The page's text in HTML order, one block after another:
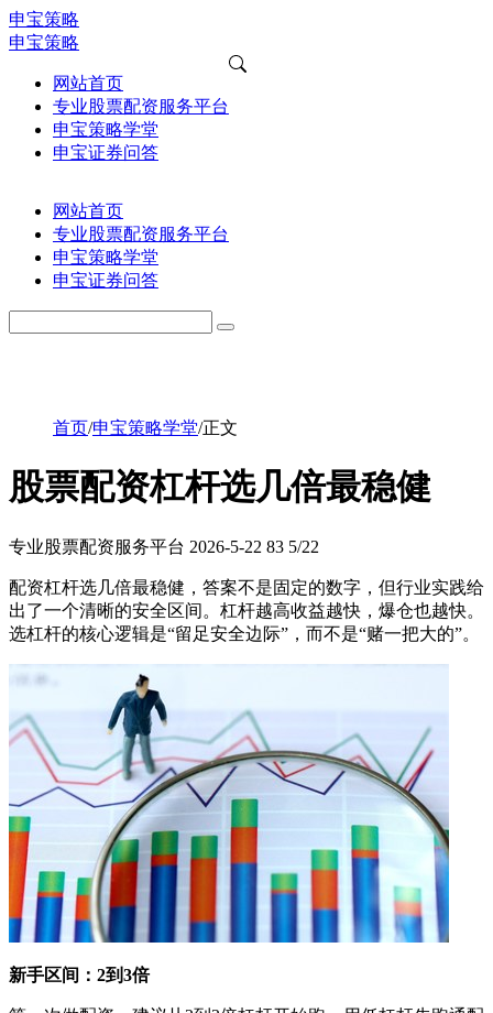
申宝策略
申宝策略
网站首页
专业股票配资服务平台
申宝策略学堂
申宝证券问答
网站首页
专业股票配资服务平台
申宝策略学堂
申宝证券问答
首页/申宝策略学堂/正文
股票配资杠杆选几倍最稳健
专业股票配资服务平台 2026-5-22 83 5/22
配资杠杆选几倍最稳健，答案不是固定的数字，但行业实践给
出了一个清晰的安全区间。杠杆越高收益越快，爆仓也越快。
选杠杆的核心逻辑是“留足安全边际”，而不是“赌一把大的”。
新手区间：2到3倍